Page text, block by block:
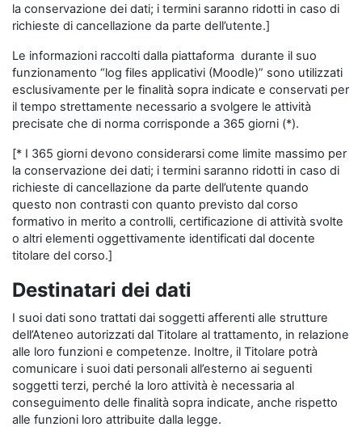
la conservazione dei dati; i termini saranno ridotti in caso di
richieste di cancellazione da parte dell’utente.]
Le informazioni raccolti dalla piattaforma durante il suo
funzionamento “log files applicativi (Moodle)” sono utilizzati
esclusivamente per le finalità sopra indicate e conservati per
il tempo strettamente necessario a svolgere le attività
precisate che di norma corrisponde a 365 giorni (*).
[* I 365 giorni devono considerarsi come limite massimo per
la conservazione dei dati; i termini saranno ridotti in caso di
richieste di cancellazione da parte dell’utente quando
questo non contrasti con quanto previsto dal corso
formativo in merito a controlli, certificazione di attività svolte
o altri elementi oggettivamente identificati dal docente
titolare del corso.]
Destinatari dei dati
I suoi dati sono trattati dai soggetti afferenti alle strutture
dell’Ateneo autorizzati dal Titolare al trattamento, in relazione
alle loro funzioni e competenze. Inoltre, il Titolare potrà
comunicare i suoi dati personali all’esterno ai seguenti
soggetti terzi, perché la loro attività è necessaria al
conseguimento delle finalità sopra indicate, anche rispetto
alle funzioni loro attribuite dalla legge.